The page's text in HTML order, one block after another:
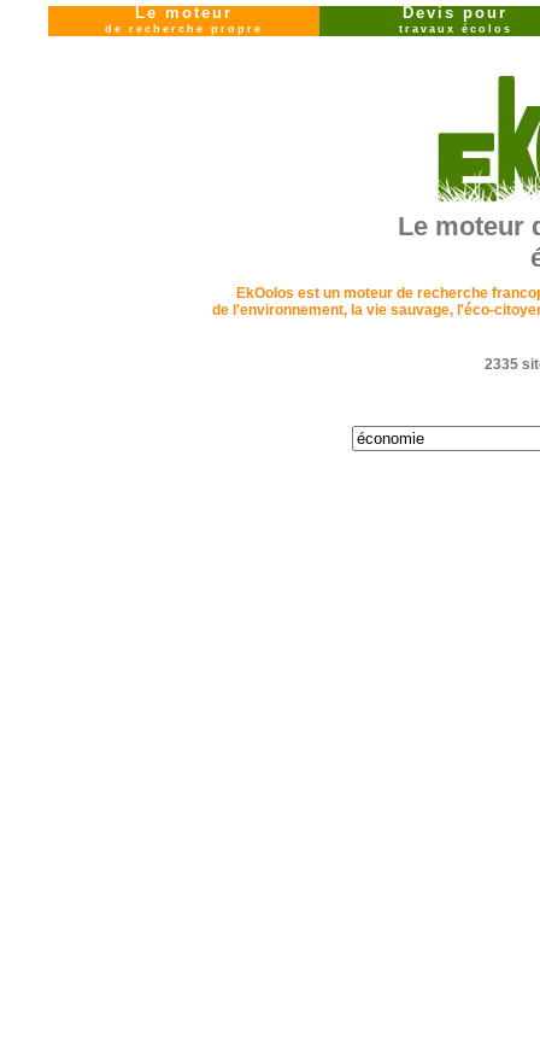
Le moteur
de recherche propre
Devis pour
travaux écolos
Le moteur
EkOolos est un moteur de recherche
de l'environnement, la vie sauvage, l'éco-
2335